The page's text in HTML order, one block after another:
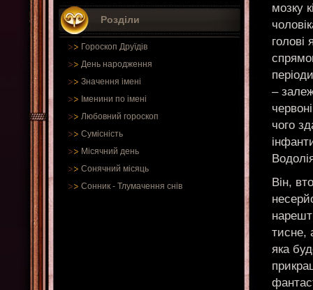
Розділи
Гороскоп Друїдів
День народження
Значення імені
Іменини по імені
Любовний гороскоп
Сумісність
Місячний день
Сонячний місяць
Сонник - Тлумачення снів
мозку
голові
–
чого
Він,
тисне,
яка